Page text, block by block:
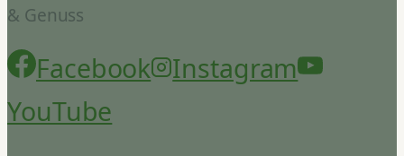
& Genuss
Facebook
Instagram
YouTube